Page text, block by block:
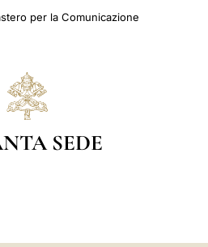
per la Comunicazione
SEDE